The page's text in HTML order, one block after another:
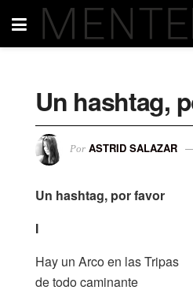
Un hashtag,
Por ASTRID SALAZAR
Un hashtag, por favor
I
Hay un Arco en las Tripas
de todo caminante